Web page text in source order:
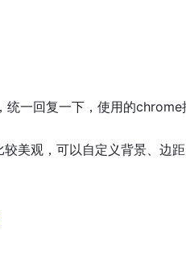
一回复一下，使用的chrome
美观，可以自定义背景、边距